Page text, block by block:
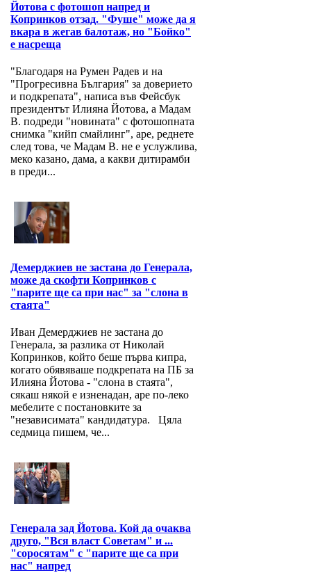
Йотова с фотошоп напред и
Копринков отзад. "Фуше" може да я
вкара в жегав балотаж, но "Бойко"
е насреща
"Благодаря на Румен Радев и на
"Прогресивна България" за доверието
и подкрепата", написа във Фейсбук
президентът Илияна Йотова, а Мадам
В. подреди "новината" с фотошопната
снимка "кийп смайлинг", аре, реднете
след това, че Мадам В. не е услужлива,
меко казано, дама, а какви дитирамби
в преди...
Демерджиев не застана до Генерала,
може да скофти Копринков с
"парите ще са при нас" за "слона в
стаята"
Иван Демерджиев не застана до
Генерала, за разлика от Николай
Копринков, който беше първа кипра,
когато обявяваше подкрепата на ПБ за
Илияна Йотова - "слона в стаята",
сякаш някой е изненадан, аре по-леко
мебелите с постановките за
"независимата" кандидатура. Цяла
седмица пишем, че...
Генерала зад Йотова. Кой да очаква
друго, "Вся власт Советам" и ...
"соросятам" с "парите ще са при
нас" напред